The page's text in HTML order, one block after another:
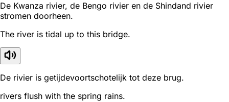
De Kwanza rivier, de Bengo rivier en de Shindand rivier
stromen doorheen.
The river is tidal up to this bridge.
De rivier is getijdevoortschotelijk tot deze brug.
rivers flush with the spring rains.